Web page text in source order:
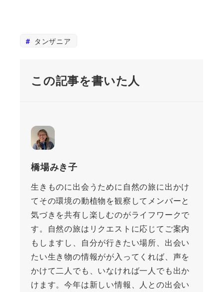
タンザニア
この記事を書いた人
橋場みき子
生きものに出会うために自然の旅に出かけ
てその環境の動植物を観察してメンバーと
気づきを共有し楽しむのがライフワークで
す。自然の旅はリクエストに応じてご案内
もしますし、自分が行きたい場所、出会い
たい生き物の情報がが入ってくれば、声を
かけて二人でも、いなければ一人でも出か
けます。今年は新しい情報、人との出会い